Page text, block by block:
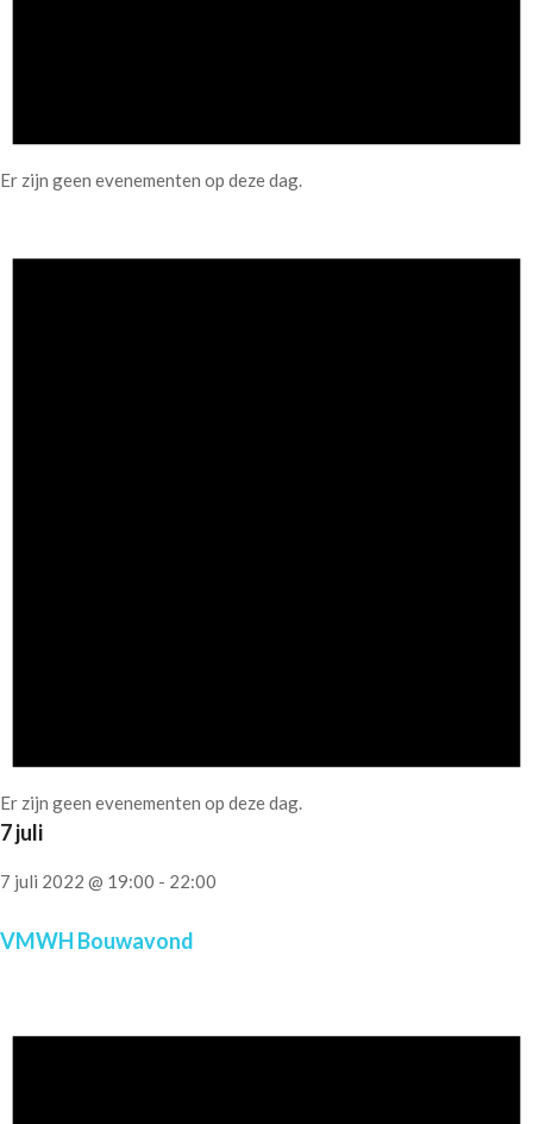
Er zijn geen evenementen op deze dag.
Er zijn geen evenementen op deze dag.
7 juli
7 juli 2022 @ 19:00 - 22:00
VMWH Bouwavond